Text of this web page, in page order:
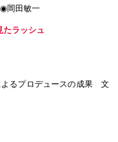
岡田敏一
たラッシュ
よるプロデュースの成果 文